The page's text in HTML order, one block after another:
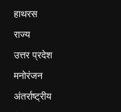
हाथरस
राज्य
उत्तर प्रदेश
मनोरंजन
अंतर्राष्ट्रीय